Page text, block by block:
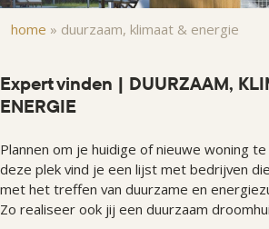
Kruimelpad
home » duurzaam, klimaat & energie
Expert vinden | DUURZAAM,
ENERGIE
Plannen om je huidige of nieuwe woning
deze plek vind je een lijst met bedrijven
met het treffen van duurzame en
Zo realiseer ook jij een duurzaam